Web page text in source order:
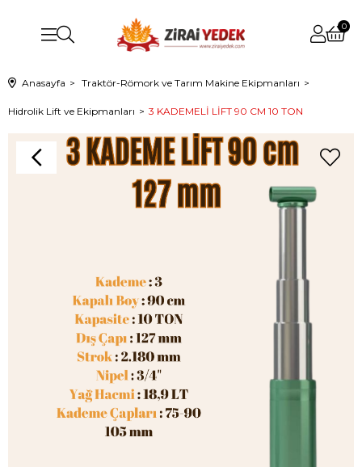
0
Anasayfa Traktör-Römork ve Tarım Makine Ekipmanları
Hidrolik Lift ve Ekipmanları 3 KADEMELİ LİFT 90 CM 10 TON